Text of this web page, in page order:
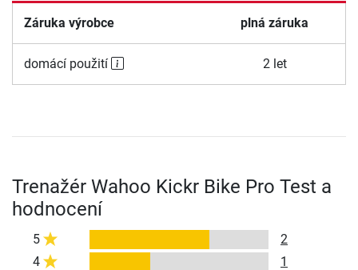
Záruka výrobce plná záruka
domácí použití 2 let
Trenažér Wahoo Kickr Bike Pro Test a
hodnocení
5
2
4
1